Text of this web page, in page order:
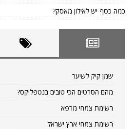
כמה כסף יש לאילון מאסק?
שמן קיק לשיער
מהם הסרטים הכי טובים בנטפליקס?
רשימת צמחי מרפא
רשימת צמחי ארץ ישראל